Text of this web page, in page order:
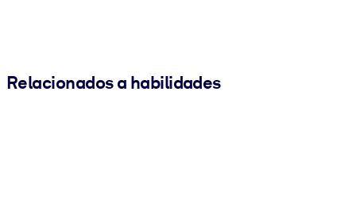
Relacionados a habilidades